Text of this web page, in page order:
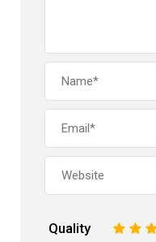
Quality 3
2